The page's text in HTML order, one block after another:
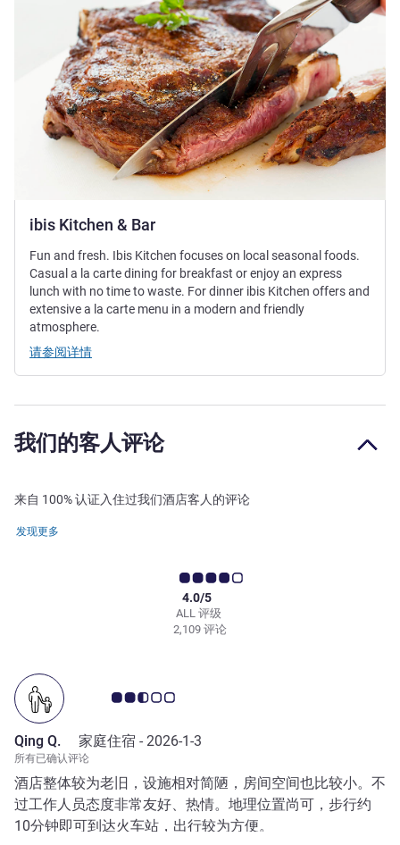
ibis Kitchen & Bar
Fun and fresh. Ibis Kitchen focuses on local seasonal foods.
Casual a la carte dining for breakfast or enjoy an express
lunch with no time to waste. For dinner ibis Kitchen offers and
extensive a la carte menu in a modern and friendly
atmosphere.
请参阅详情
我们的客人评论
来自 100% 认证入住过我们酒店客人的评论
发现更多
ALL 评级
4.0/5
2,109 评论
客户意见评级 2.5/5
Qing Q. 家庭住宿 - 2026-1-3
所有已确认评论
酒店整体较为老旧，设施相对简陋，房间空间也比较小。不
过工作人员态度非常友好、热情。地理位置尚可，步行约
10分钟即可到达火车站，出行较为方便。